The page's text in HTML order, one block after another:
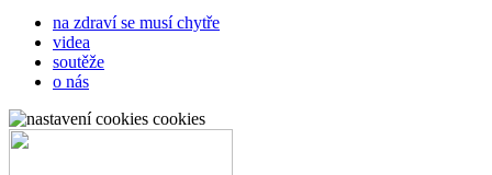
na zdraví se musí chytře
videa
soutěže
o nás
cookies